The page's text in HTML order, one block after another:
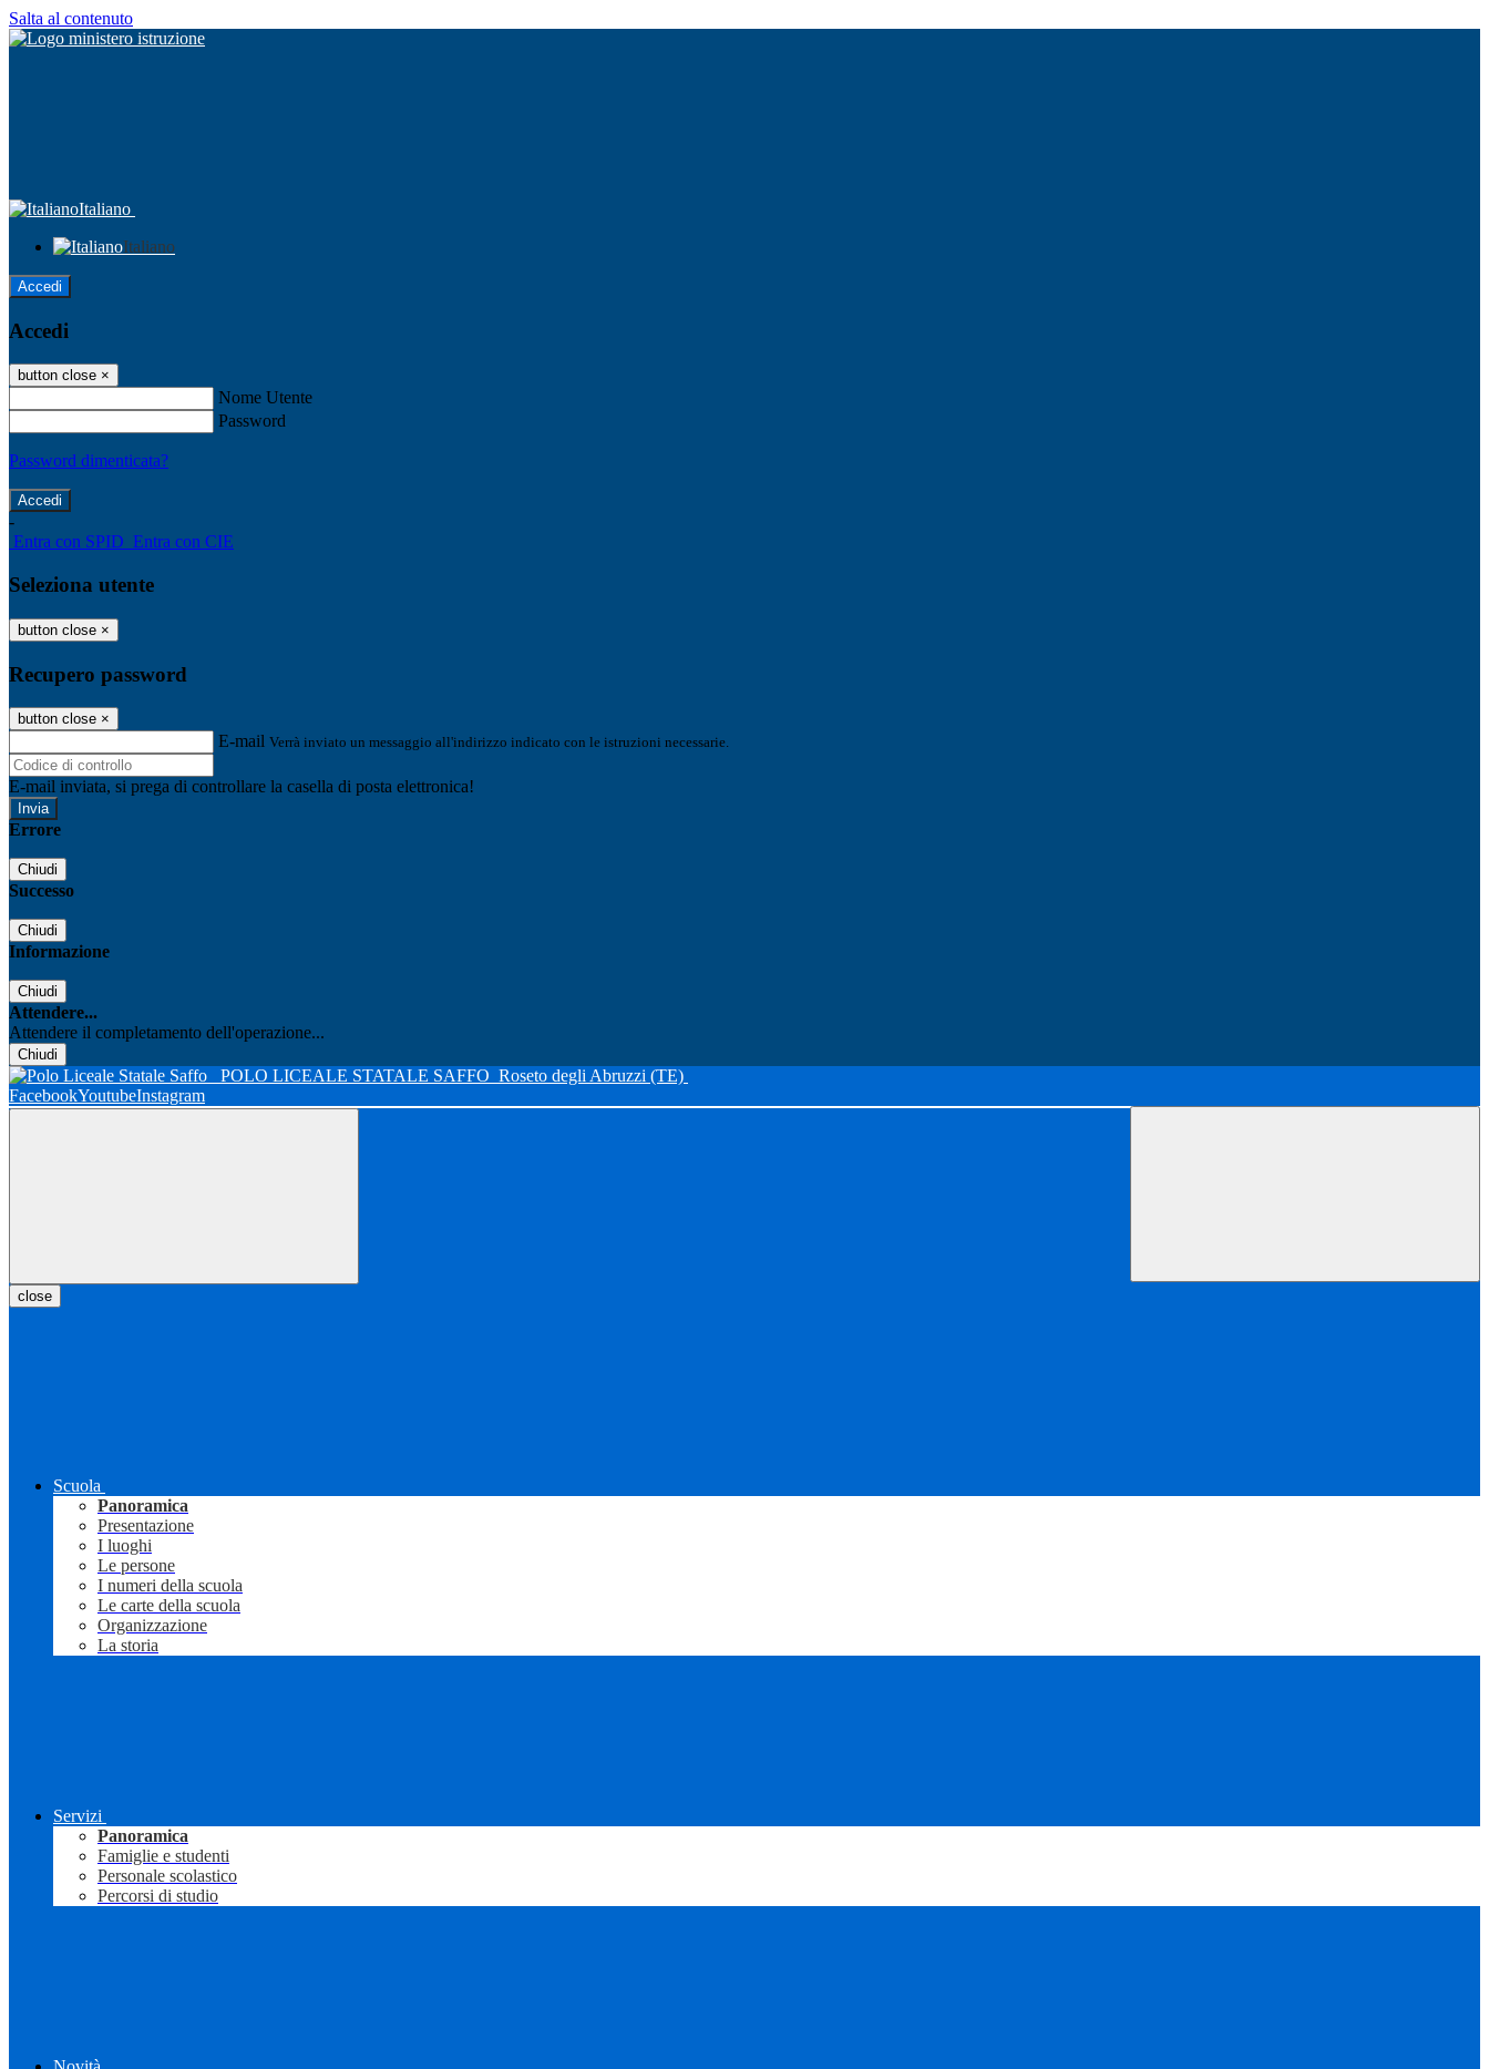
Salta al contenuto
Italiano
Italiano
Accedi
Accedi
button close ×
Nome Utente
Password
Password dimenticata?
-
Entra con SPID Entra con CIE
Seleziona utente
button close ×
Recupero password
button close ×
E-mail Verrà inviato un messaggio all'indirizzo indicato con le istruzioni necessarie.
E-mail inviata, si prega di controllare la casella di posta elettronica!
Errore
Chiudi
Successo
Chiudi
Informazione
Chiudi
Attendere...
Attendere il completamento dell'operazione...
Chiudi
POLO LICEALE STATALE SAFFO Roseto degli Abruzzi (TE)
FacebookYoutubeInstagram
close
Scuola
Panoramica
Presentazione
I luoghi
Le persone
I numeri della scuola
Le carte della scuola
Organizzazione
La storia
Servizi
Panoramica
Famiglie e studenti
Personale scolastico
Percorsi di studio